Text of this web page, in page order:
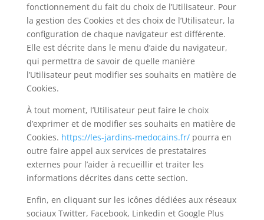
fonctionnement du fait du choix de l’Utilisateur. Pour
la gestion des Cookies et des choix de l’Utilisateur, la
configuration de chaque navigateur est différente.
Elle est décrite dans le menu d’aide du navigateur,
qui permettra de savoir de quelle manière
l’Utilisateur peut modifier ses souhaits en matière de
Cookies.
À tout moment, l’Utilisateur peut faire le choix
d’exprimer et de modifier ses souhaits en matière de
Cookies. https://les-jardins-medocains.fr/ pourra en
outre faire appel aux services de prestataires
externes pour l’aider à recueillir et traiter les
informations décrites dans cette section.
Enfin, en cliquant sur les icônes dédiées aux réseaux
sociaux Twitter, Facebook, Linkedin et Google Plus